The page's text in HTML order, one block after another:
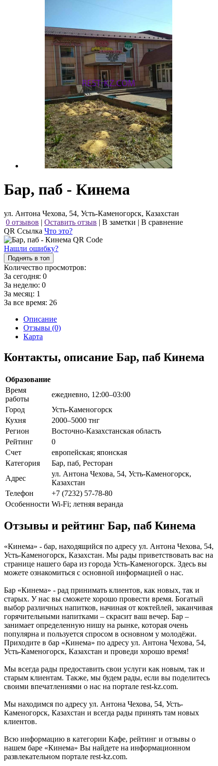
Бар, паб - Кинема
ул. Антона Чехова, 54, Усть-Каменогорск, Казахстан
0 отзывов | Оставить отзыв | В заметки | В сравнение
QR Ссылка Что это?
Нашли ошибку?
Поднять в топ
Количество просмотров:
За сегодня: 0
За неделю: 0
За месяц: 1
За все время: 26
Описание
Отзывы (0)
Карта
Контакты, описание Бар, паб Кинема
Образование
Время
работы
ежедневно, 12:00–03:00
Город
Усть-Каменогорск
Кухня
2000–5000 тнг
Регион
Восточно-Казахстанская область
Рейтинг
0
Счет
европейская; японская
Категория
Бар, паб, Ресторан
Адрес
ул. Антона Чехова, 54, Усть-Каменогорск,
Казахстан
Телефон
+7 (7232) 57-78-80
Особенности Wi-Fi; летняя веранда
Отзывы и рейтинг Бар, паб Кинема
«Кинема» - бар, находящийся по адресу ул. Антона Чехова, 54,
Усть-Каменогорск, Казахстан. Мы рады приветствовать вас на
странице нашего бара из города Усть-Каменогорск. Здесь вы
можете ознакомиться с основной информацией о нас.
Бар «Кинема» - рад принимать клиентов, как новых, так и
старых. У нас вы сможете хорошо провести время. Богатый
выбор различных напитков, начиная от коктейлей, заканчивая
горячительными напитками – скрасит ваш вечер. Бар –
занимает определенную нишу на рынке, которая очень
популярна и пользуется спросом в основном у молодёжи.
Приходите в бар «Кинема» по адресу ул. Антона Чехова, 54,
Усть-Каменогорск, Казахстан и проведи хорошо время!
Мы всегда рады предоставить свои услуги как новым, так и
старым клиентам. Также, мы будем рады, если вы поделитесь
своими впечатлениями о нас на портале rest-kz.com.
Мы находимся по адресу ул. Антона Чехова, 54, Усть-
Каменогорск, Казахстан и всегда рады принять там новых
клиентов.
Всю информацию в категории Кафе, рейтинг и отзывы о
нашем баре «Кинема» Вы найдете на информационном
развлекательном портале rest-kz.com.